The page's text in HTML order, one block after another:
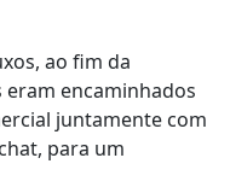
ao fim da
eram encaminhados
juntamente com
para um